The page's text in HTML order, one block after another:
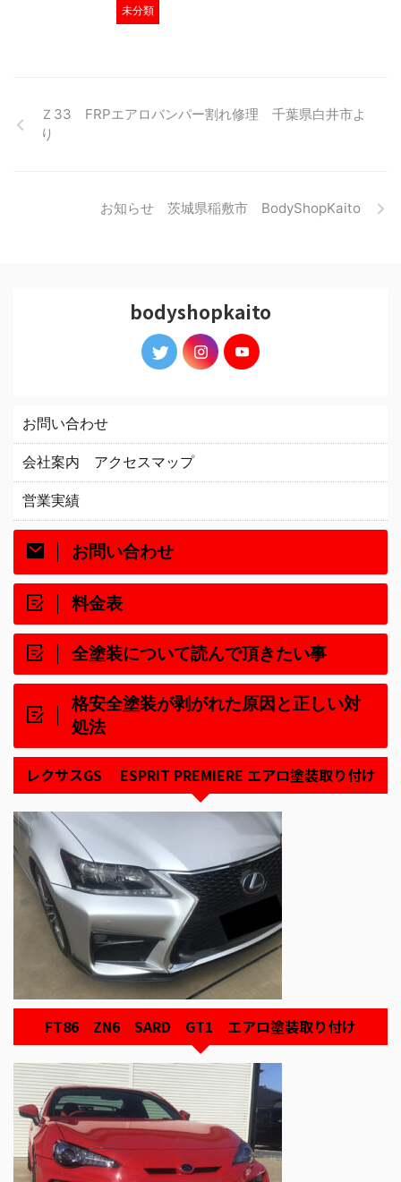
未分類
Ｚ33 FRPエアロバンパー割れ修理 千葉県白井市よ
り
お知らせ 茨城県稲敷市 BodyShopKaito
bodyshopkaito
お問い合わせ
会社案内 アクセスマップ
営業実績
お問い合わせ
料金表
全塗装について読んで頂きたい事
格安全塗装が剥がれた原因と正しい対
処法
レクサスGS ESPRIT PREMIERE エアロ塗装取り付け
FT86 ZN6 SARD GT1 エアロ塗装取り付け